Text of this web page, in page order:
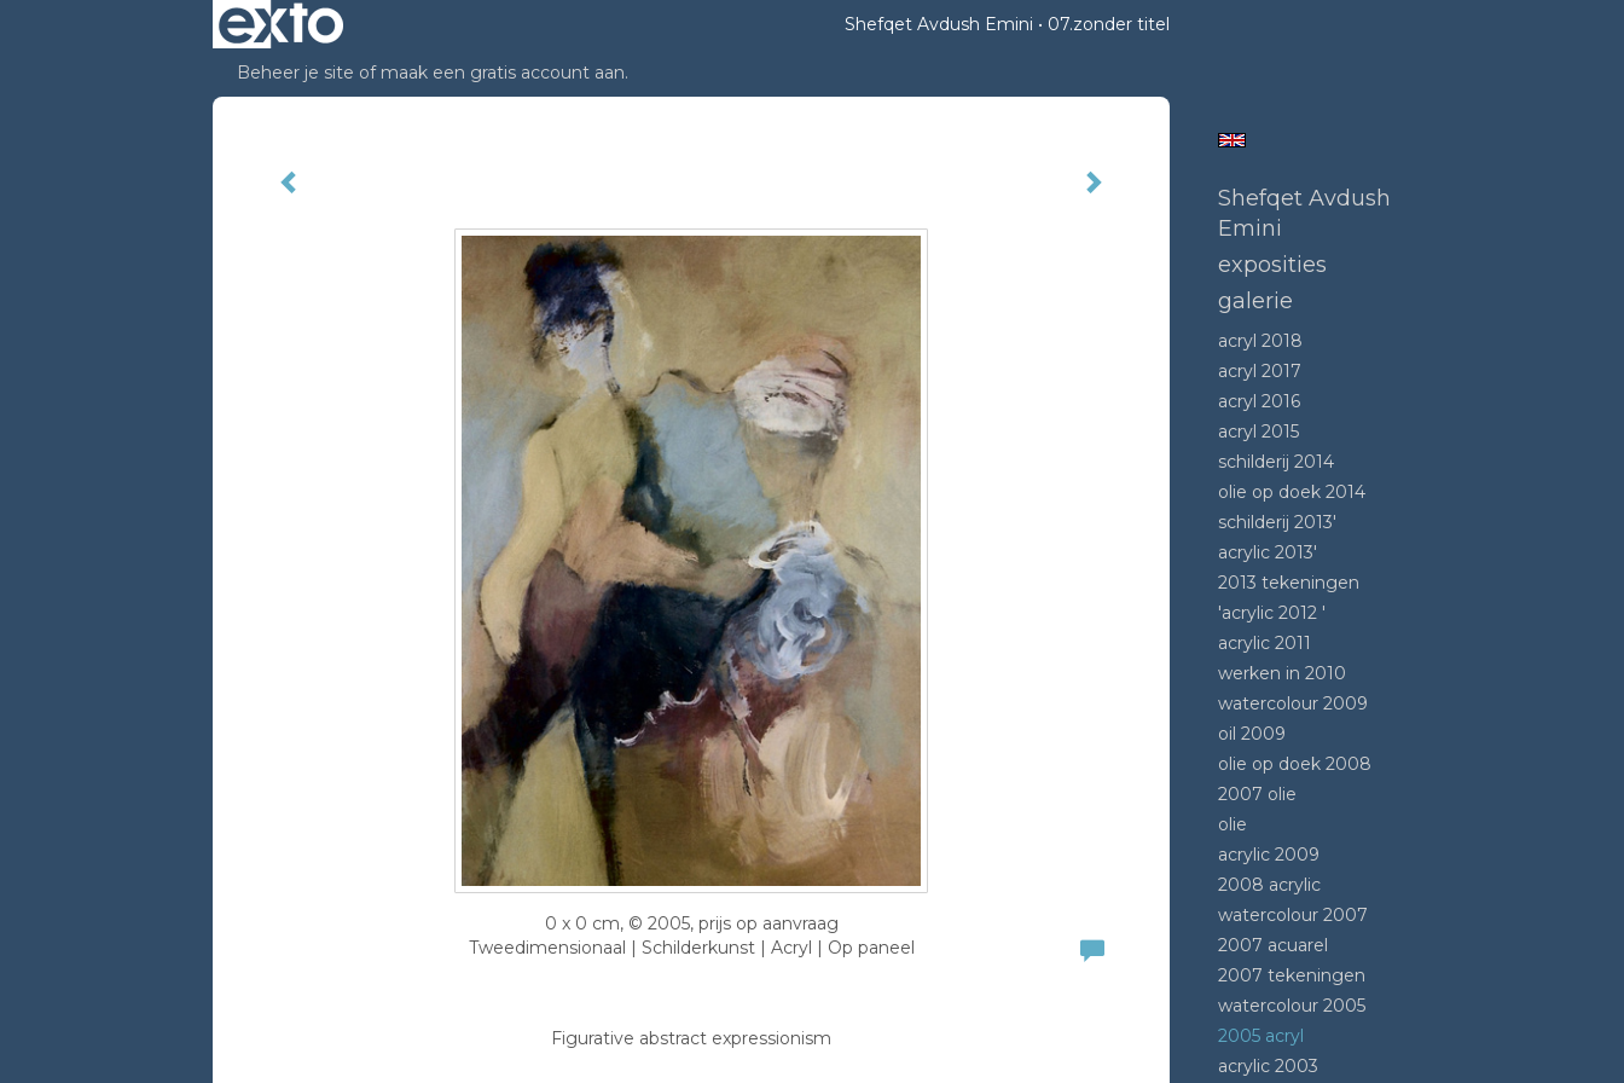
Shefqet Avdush Emini 07.zonder titel
Beheer je site of maak een gratis account aan.
0 x 0 cm, © 2005, prijs op aanvraag
Tweedimensionaal | Schilderkunst | Acryl | Op paneel
Figurative abstract expressionism
Shefqet Avdush
Emini
exposities
galerie
acryl 2018
acryl 2017
acryl 2016
acryl 2015
schilderij 2014
olie op doek 2014
schilderij 2013'
acrylic 2013'
2013 tekeningen
'acrylic 2012 '
acrylic 2011
werken in 2010
watercolour 2009
oil 2009
olie op doek 2008
2007 olie
olie
acrylic 2009
2008 acrylic
watercolour 2007
2007 acuarel
2007 tekeningen
watercolour 2005
2005 acryl
acrylic 2003